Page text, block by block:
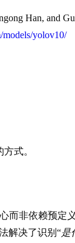
Han, and
models/yolov10/
式。
非依赖预
解决了识别“是